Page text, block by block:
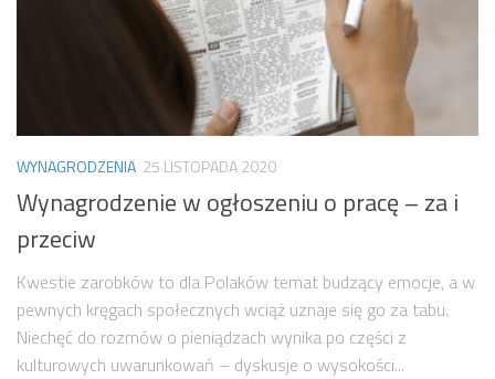
WYNAGRODZENIA 25 LISTOPADA 2020
Wynagrodzenie w ogłoszeniu o pracę – za i
przeciw
Kwestie zarobków to dla Polaków temat budzący emocje, a w
pewnych kręgach społecznych wciąż uznaje się go za tabu.
Niechęć do rozmów o pieniądzach wynika po części z
kulturowych uwarunkowań – dyskusje o wysokości...